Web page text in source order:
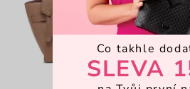
Co takhle
SLEVA